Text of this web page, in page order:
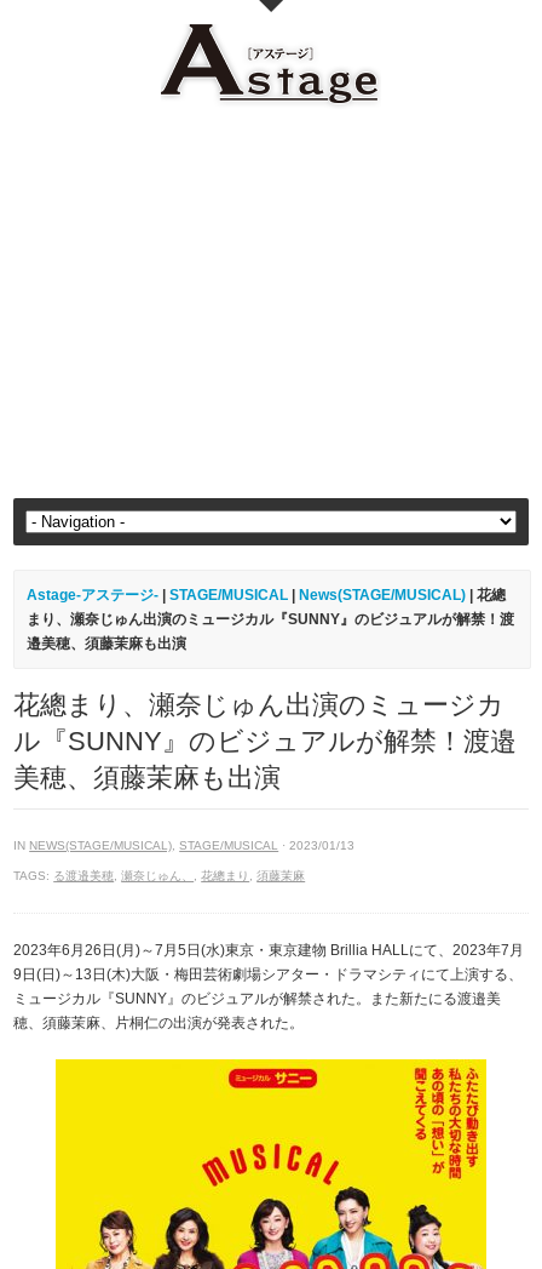
Astage-アステージ- |STAGE/MUSICAL News(STAGE/MUSICAL) | 花總
まり、瀬奈じゅん出演のミュージカル『SUNNY』のビジュアルが解禁！渡
邉美穂、須藤茉麻も出演
花總まり、瀬奈じゅん出演のミュージカ
ル『SUNNY』のビジュアルが解禁！渡邉
美穂、須藤茉麻も出演
IN NEWS(STAGE/MUSICAL) ,STAGE/MUSICAL · 2023/01/13
TAGS: る渡邉美穂 ,瀬奈じゅん、 ,花總まり ,須藤茉麻
2023年6月26日(月)～7月5日(水)東京・東京建物 Brillia HALLにて、2023年7月
9日(日)～13日(木)大阪・梅田芸術劇場シアター・ドラマシティにて上演する、
ミュージカル『SUNNY』のビジュアルが解禁された。また新たにる渡邉美
穂、須藤茉麻、片桐仁の出演が発表された。